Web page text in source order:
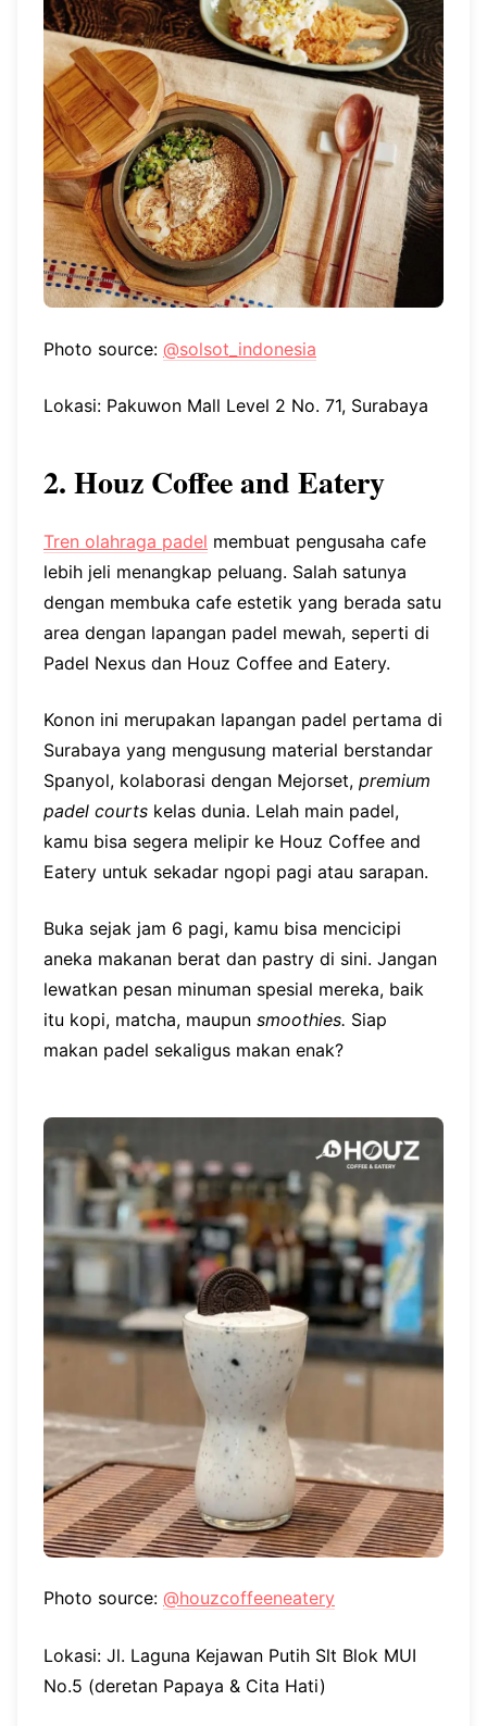
Photo source: @solsot_indonesia
Lokasi: Pakuwon Mall Level 2 No. 71, Surabaya
2. Houz Coffee and Eatery
Tren olahraga padel membuat pengusaha cafe
lebih jeli menangkap peluang. Salah satunya
dengan membuka cafe estetik yang berada satu
area dengan lapangan padel mewah, seperti di
Padel Nexus dan Houz Coffee and Eatery.
Konon ini merupakan lapangan padel pertama di
Surabaya yang mengusung material berstandar
Spanyol, kolaborasi dengan Mejorset, premium
padel courts kelas dunia. Lelah main padel,
kamu bisa segera melipir ke Houz Coffee and
Eatery untuk sekadar ngopi pagi atau sarapan.
Buka sejak jam 6 pagi, kamu bisa mencicipi
aneka makanan berat dan pastry di sini. Jangan
lewatkan pesan minuman spesial mereka, baik
itu kopi, matcha, maupun smoothies. Siap
makan padel sekaligus makan enak?
Photo source: @houzcoffeeneatery
Lokasi: Jl. Laguna Kejawan Putih Slt Blok MUI
No.5 (deretan Papaya & Cita Hati)